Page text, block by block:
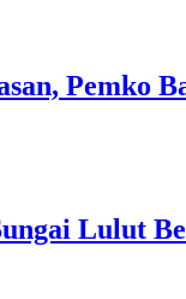
Pemko
Lulut